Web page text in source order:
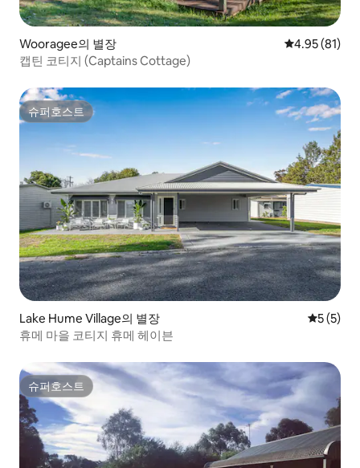
Wooragee의 별장 평점 4.95점
4.95 (81)
캡틴 코티지 (Captains Cottage)
슈퍼호스트
슈퍼호스트
Lake Hume Village의 별장 평점 5점
5 (5)
휴메 마을 코티지 휴메 헤이븐
슈퍼호스트
슈퍼호스트